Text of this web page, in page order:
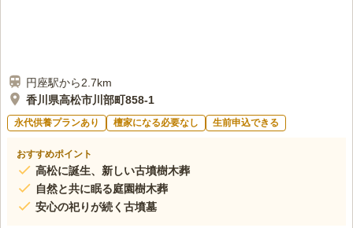
円座駅から2.7km
香川県高松市川部町858-1
永代供養プランあり 檀家になる必要なし 生前申込できる
おすすめポイント
高松に誕生、新しい古墳樹木葬
自然と共に眠る庭園樹木葬
安心の祀りが続く古墳墓